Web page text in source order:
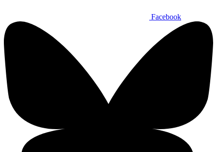
Facebook